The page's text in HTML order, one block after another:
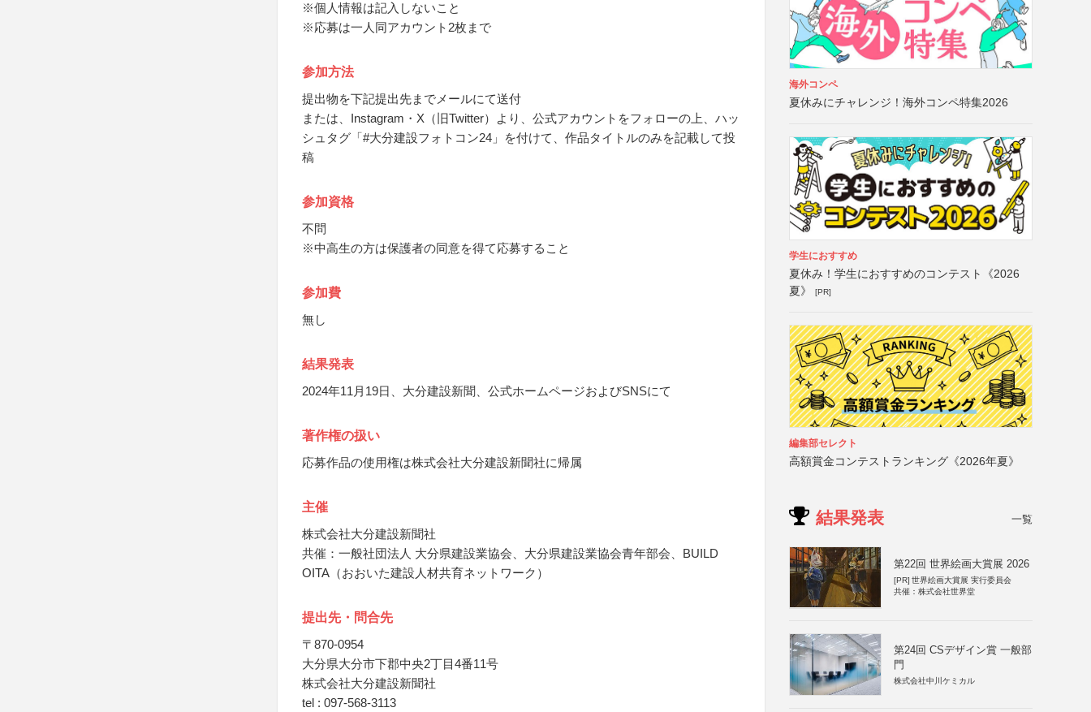
※個人情報は記入しないこと
※応募は一人同アカウント2枚まで
参加方法
提出物を下記提出先までメールにて送付
または、Instagram・X（旧Twitter）より、公式アカウントをフォローの上、ハッ
シュタグ「#大分建設フォトコン24」を付けて、作品タイトルのみを記載して投
稿
参加資格
不問
※中高生の方は保護者の同意を得て応募すること
参加費
無し
結果発表
2024年11月19日、大分建設新聞、公式ホームページおよびSNSにて
著作権の扱い
応募作品の使用権は株式会社大分建設新聞社に帰属
主催
株式会社大分建設新聞社
共催：一般社団法人 大分県建設業協会、大分県建設業協会青年部会、BUILD
OITA（おおいた建設人材共育ネットワーク）
提出先・問合先
〒870-0954
大分県大分市下郡中央2丁目4番11号
株式会社大分建設新聞社
tel : 097-568-3113
海外コンペ
夏休みにチャレンジ！海外コンペ特集2026
学生におすすめ
夏休み！学生におすすめのコンテスト《2026
夏》
[PR]
編集部セレクト
高額賞金コンテストランキング《2026年夏》
結果発表 一覧
第22回 世界絵画大賞展 2026
[PR] 世界絵画大賞展 実行委員会
共催：株式会社世界堂
第24回 CSデザイン賞 一般部
門
株式会社中川ケミカル